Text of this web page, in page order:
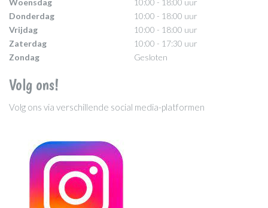
Woensdag
10:00 - 18:00 uur
Donderdag
10:00 - 18:00 uur
Vrijdag
10:00 - 18:00 uur
Zaterdag
10:00 - 17:30 uur
Zondag
Gesloten
Volg ons!
Volg ons via verschillende social media-platformen